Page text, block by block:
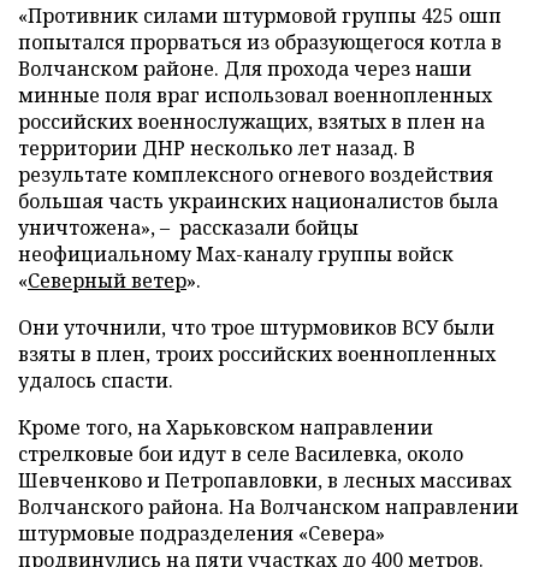
«Противник силами штурмовой группы 425 ошп
попытался прорваться из образующегося котла в
Волчанском районе. Для прохода через наши
минные поля враг использовал военнопленных
российских военнослужащих, взятых в плен на
территории ДНР несколько лет назад. В
результате комплексного огневого воздействия
большая часть украинских националистов была
уничтожена», – рассказали бойцы
неофициальному Max-каналу группы войск
«Северный ветер».
Они уточнили, что трое штурмовиков ВСУ были
взяты в плен, троих российских военнопленных
удалось спасти.
Кроме того, на Харьковском направлении
стрелковые бои идут в селе Василевка, около
Шевченково и Петропавловки, в лесных массивах
Волчанского района. На Волчанском направлении
штурмовые подразделения «Севера»
продвинулись на пяти участках до 400 метров.